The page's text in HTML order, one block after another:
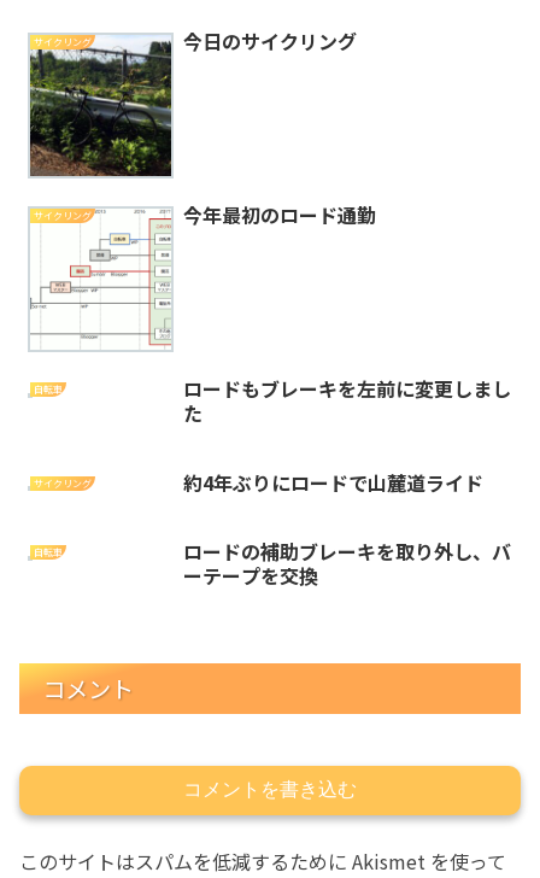
サイクリング 今日のサイクリング
サイクリング 今年最初のロード通勤
自転車
ロードもブレーキを左前に変更しまし
た
サイクリング 約4年ぶりにロードで山麓道ライド
自転車
ロードの補助ブレーキを取り外し、バ
ーテープを交換
コメント
コメントを書き込む
このサイトはスパムを低減するために Akismet を使って